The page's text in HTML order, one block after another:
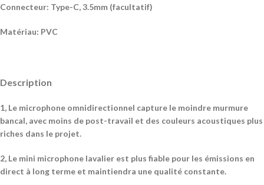
Connecteur: Type-C, 3.5mm (facultatif)
Matériau: PVC
Description
1, Le microphone omnidirectionnel capture le moindre murmure
bancal, avec moins de post-travail et des couleurs acoustiques plus
riches dans le projet.
2, Le mini microphone lavalier est plus fiable pour les émissions en
direct à long terme et maintiendra une qualité constante.